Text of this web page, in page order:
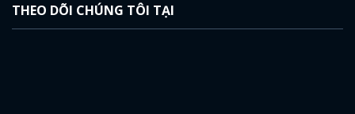
THEO DÕI CHÚNG TÔI TẠI